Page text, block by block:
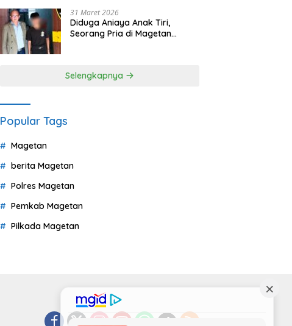
31 Maret 2026
Diduga Aniaya Anak Tiri,
Seorang Pria di Magetan
Selengkapnya
Popular Tags
Magetan
berita Magetan
Polres Magetan
Pemkab Magetan
Pilkada Magetan